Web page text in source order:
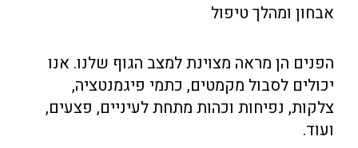
אבחון ומהלך טיפול
הפנים הן מראה מצוינת למצב הגוף שלנו. אנו
יכולים לסבול מקמטים, כתמי פיגמנטציה,
צלקות, נפיחות וכהות מתחת לעיניים, פצעים,
ועוד.